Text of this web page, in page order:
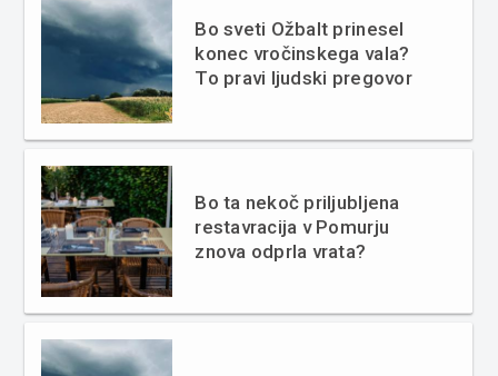
Bo sveti Ožbalt prinesel
konec vročinskega vala?
To pravi ljudski pregovor
Bo ta nekoč priljubljena
restavracija v Pomurju
znova odprla vrata?